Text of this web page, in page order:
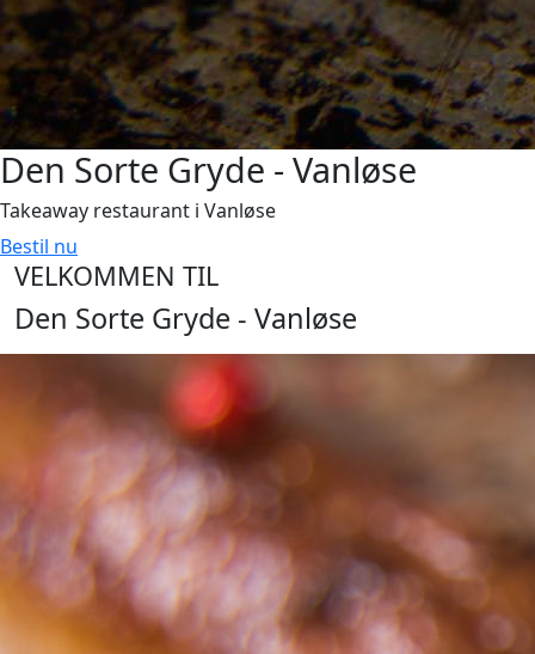
Den Sorte Gryde - Vanløse
Takeaway restaurant i Vanløse
Bestil nu
VELKOMMEN TIL
Den Sorte Gryde - Vanløse